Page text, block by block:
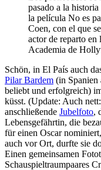
pasado a la
la película No es
Coen, con el que
actor de reparto en
Academia de
Schön, in El País auch
Pilar Bardem (in Spanien
beliebt und erfolgreich)
küsst. (Update: Auch
anschließende Jubelfoto,
Lebensgefährtin, die
für einen Oscar
auch vor Ort, durfte sie
Einen gemeinsamen
Schauspieltraumpaares